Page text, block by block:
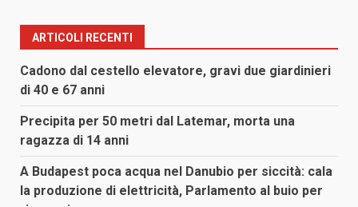
ARTICOLI RECENTI
Cadono dal cestello elevatore, gravi due giardinieri
di 40 e 67 anni
Precipita per 50 metri dal Latemar, morta una
ragazza di 14 anni
A Budapest poca acqua nel Danubio per siccità: cala
la produzione di elettricità, Parlamento al buio per